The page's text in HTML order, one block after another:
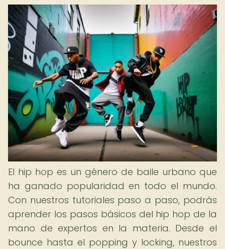
El hip hop es un género de baile urbano que
ha ganado popularidad en todo el mundo.
Con nuestros tutoriales paso a paso, podrás
aprender los pasos básicos del hip hop de la
mano de expertos en la materia. Desde el
bounce hasta el popping y locking, nuestros